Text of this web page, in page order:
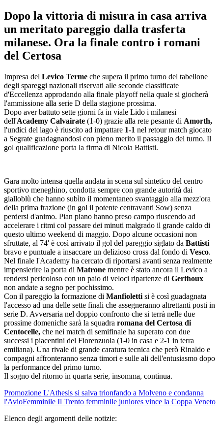
Dopo la vittoria di misura in casa arriva
un meritato pareggio dalla trasferta
milanese. Ora la finale contro i romani
del Certosa
Impresa del Levico Terme che supera il primo turno del tabellone
degli spareggi nazionali riservati alle seconde classificate
d'Eccellenza approdando alla finale playoff nella quale si giocherà
l'ammissione alla serie D della stagione prossima.
Dopo aver battuto sette giorni fa in viale Lido i milanesi
dell'Academy Calvairate (1-0) grazie alla rete pesante di Amorth,
l'undici del lago è riuscito ad impattare 1-1 nel retour match giocato
a Segrate guadagnandosi con pieno merito il passaggio del turno. Il
gol qualificazione porta la firma di Nicola Battisti.
Gara molto intensa quella andata in scena sul sintetico del centro
sportivo meneghino, condotta sempre con grande autorità dai
gialloblù che hanno subìto il momentaneo svantaggio alla mezz'ora
della prima frazione (in gol il potente centravanti Sow) senza
perdersi d'animo. Pian piano hanno preso campo riuscendo ad
accelerare i ritmi col passare dei minuti malgrado il grande caldo di
questo ultimo weekend di maggio. Dopo alcune occasioni non
sfruttate, al 74' è così arrivato il gol del pareggio siglato da Battisti
bravo e puntuale a insaccare un delizioso cross dal fondo di Vesco.
Nel finale l'Academy ha cercato di riportarsi avanti senza realmente
impensierire la porta di Matrone mentre è stato ancora il Levico a
rendersi pericoloso con un paio di veloci ripartenze di Gerthoux
non andate a segno per pochissimo.
Con il pareggio la formazione di Manfioletti si è così guadagnata
l'accesso ad una delle sette finali che assegneranno altrettanti posti in
serie D. Avversaria nel doppio confronto che si terrà nelle due
prossime domeniche sarà la squadra romana del Certosa di
Centocelle, che nei match di semifinale ha superato con due
successi i piacentini del Fiorenzuola (1-0 in casa e 2-1 in terra
emiliana). Una rivale di grande caratura tecnica che però Rinaldo e
compagni affronteranno senza timori e sulle ali dell'entusiasmo dopo
la performance del primo turno.
Il sogno del ritorno in quarta serie, insomma, continua.
Promozione L'Athesis si salva trionfando a Molveno e condanna
l'AvioFemminile Il Trento femminile juniores vince la Coppa Veneto
Elenco degli argomenti delle notizie: